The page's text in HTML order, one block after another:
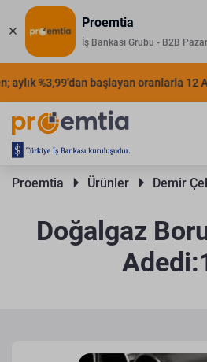
Proemtia
İş Bankası Grubu - B2B
%3,99'dan başlayan oranlarla 12
Proemtia Ürünler Demir
Doğalgaz